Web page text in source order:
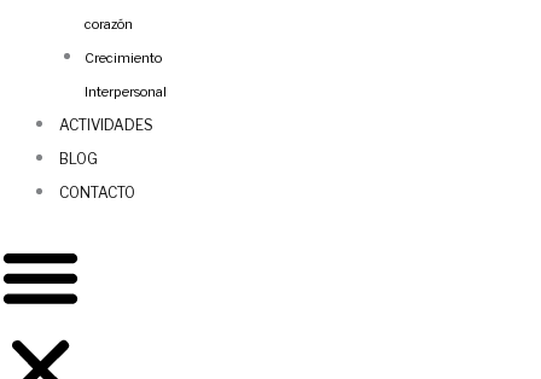
corazón
Crecimiento
Interpersonal
ACTIVIDADES
BLOG
CONTACTO